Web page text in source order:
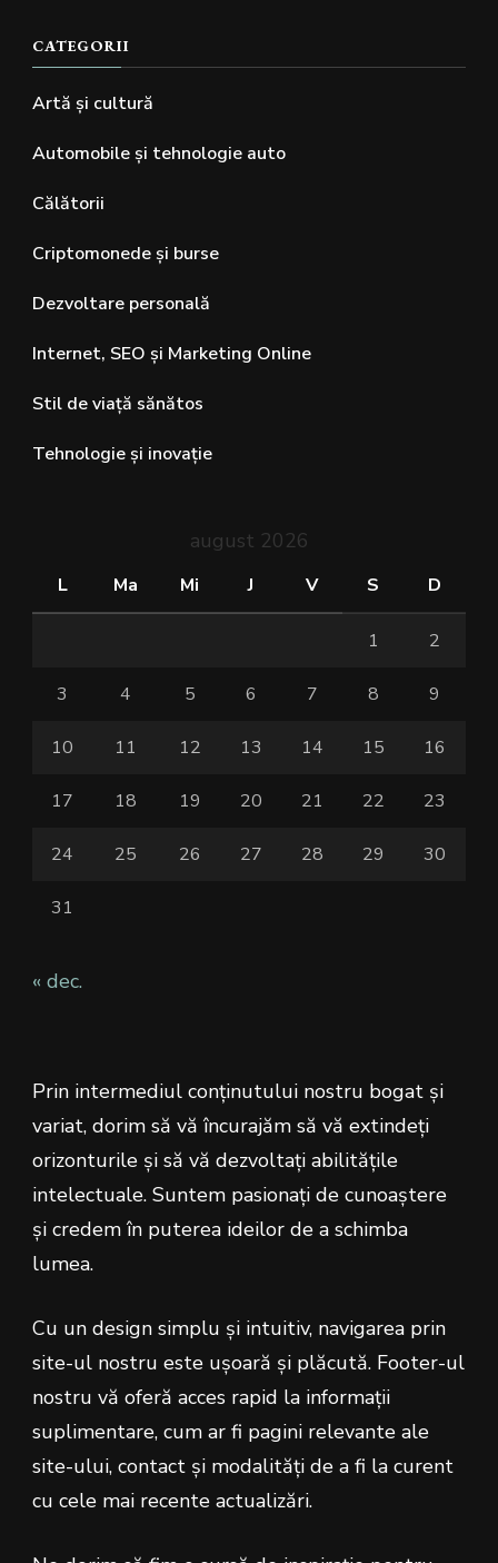
CATEGORII
Artă și cultură
Automobile și tehnologie auto
Călătorii
Criptomonede și burse
Dezvoltare personală
Internet, SEO și Marketing Online
Stil de viață sănătos
Tehnologie și inovație
august 2026
L Ma Mi J V S D
1 2
3 4 5 6 7 8 9
10 11 12 13 14 15 16
17 18 19 20 21 22 23
24 25 26 27 28 29 30
31
« dec.
Prin intermediul conținutului nostru bogat și
variat, dorim să vă încurajăm să vă extindeți
orizonturile și să vă dezvoltați abilitățile
intelectuale. Suntem pasionați de cunoaștere
și credem în puterea ideilor de a schimba
lumea.
Cu un design simplu și intuitiv, navigarea prin
site-ul nostru este ușoară și plăcută. Footer-ul
nostru vă oferă acces rapid la informații
suplimentare, cum ar fi pagini relevante ale
site-ului, contact și modalități de a fi la curent
cu cele mai recente actualizări.